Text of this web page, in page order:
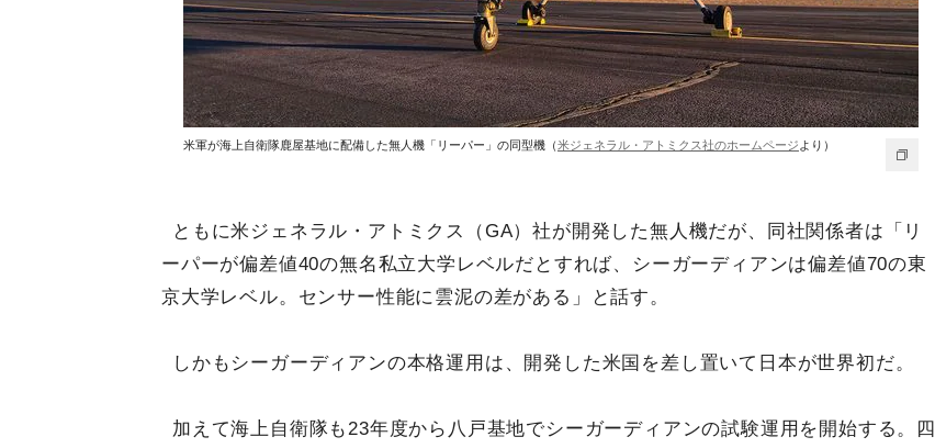
米軍が海上自衛隊鹿屋基地に配備した無人機「リーパー」の同型機（米ジェネラル・アトミクス社のホームページ より）
ともに米ジェネラル・アトミクス（GA）社が開発した無人機だが、同社関係者は「リ
ーパーが偏差値40の無名私立大学レベルだとすれば、シーガーディアンは偏差値70の東
京大学レベル。センサー性能に雲泥の差がある」と話す。
しかもシーガーディアンの本格運用は、開発した米国を差し置いて日本が世界初だ。
加えて海上自衛隊も23年度から八戸基地でシーガーディアンの試験運用を開始する。四